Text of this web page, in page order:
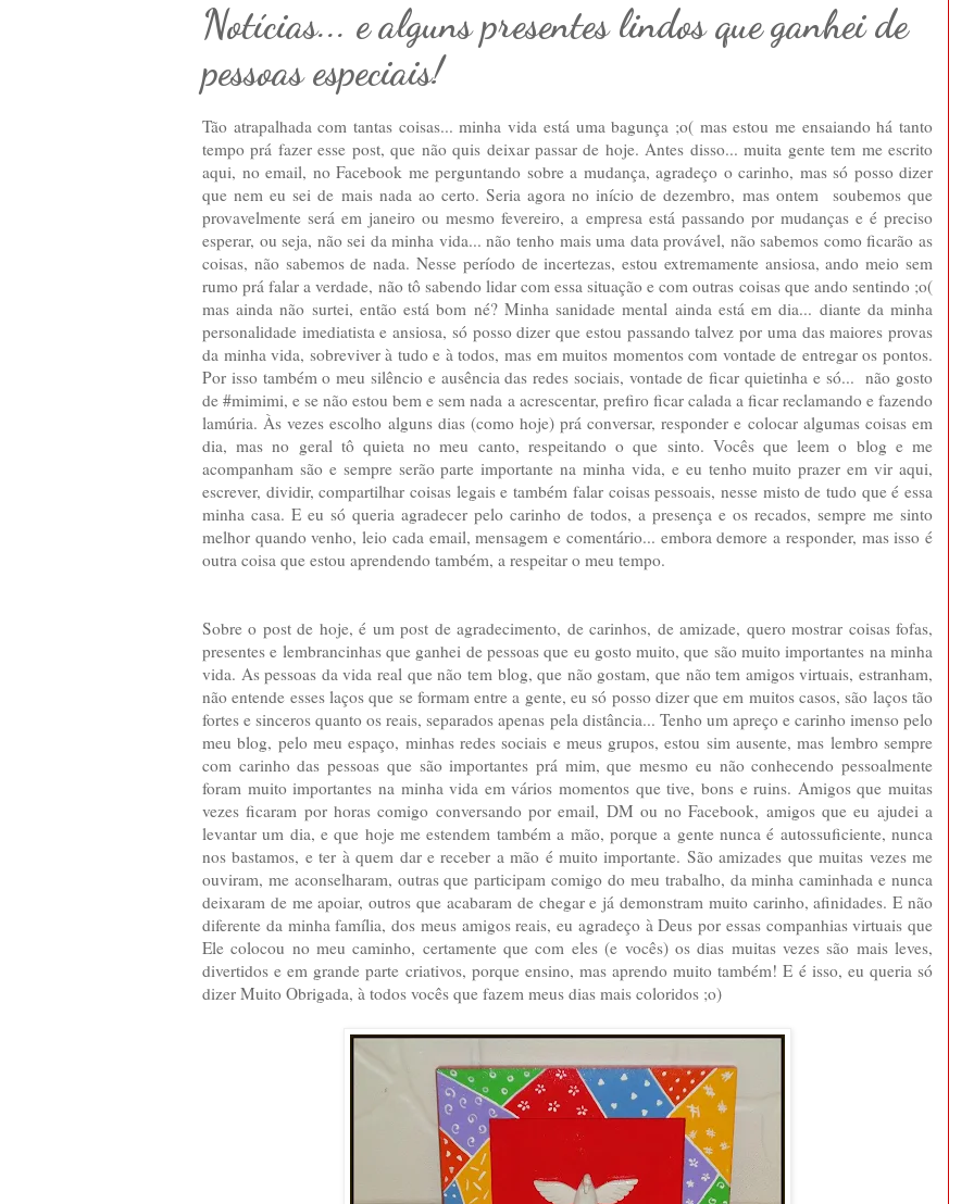
Notícias... e alguns presentes lindos que ganhei de
pessoas especiais!
Tão atrapalhada com tantas coisas... minha vida está uma bagunça ;o( mas estou me ensaiando há tanto
tempo prá fazer esse post, que não quis deixar passar de hoje. Antes disso... muita gente tem me escrito
aqui, no email, no Facebook me perguntando sobre a mudança, agradeço o carinho, mas só posso dizer
que nem eu sei de mais nada ao certo. Seria agora no início de dezembro, mas ontem soubemos que
provavelmente será em janeiro ou mesmo fevereiro, a empresa está passando por mudanças e é preciso
esperar, ou seja, não sei da minha vida... não tenho mais uma data provável, não sabemos como ficarão as
coisas, não sabemos de nada. Nesse período de incertezas, estou extremamente ansiosa, ando meio sem
rumo prá falar a verdade, não tô sabendo lidar com essa situação e com outras coisas que ando sentindo ;o(
mas ainda não surtei, então está bom né? Minha sanidade mental ainda está em dia... diante da minha
personalidade imediatista e ansiosa, só posso dizer que estou passando talvez por uma das maiores provas
da minha vida, sobreviver à tudo e à todos, mas em muitos momentos com vontade de entregar os pontos.
Por isso também o meu silêncio e ausência das redes sociais, vontade de ficar quietinha e só... não gosto
de #mimimi, e se não estou bem e sem nada a acrescentar, prefiro ficar calada a ficar reclamando e fazendo
lamúria. Às vezes escolho alguns dias (como hoje) prá conversar, responder e colocar algumas coisas em
dia, mas no geral tô quieta no meu canto, respeitando o que sinto. Vocês que leem o blog e me
acompanham são e sempre serão parte importante na minha vida, e eu tenho muito prazer em vir aqui,
escrever, dividir, compartilhar coisas legais e também falar coisas pessoais, nesse misto de tudo que é essa
minha casa. E eu só queria agradecer pelo carinho de todos, a presença e os recados, sempre me sinto
melhor quando venho, leio cada email, mensagem e comentário... embora demore a responder, mas isso é
outra coisa que estou aprendendo também, a respeitar o meu tempo.
Sobre o post de hoje, é um post de agradecimento, de carinhos, de amizade, quero mostrar coisas fofas,
presentes e lembrancinhas que ganhei de pessoas que eu gosto muito, que são muito importantes na minha
vida. As pessoas da vida real que não tem blog, que não gostam, que não tem amigos virtuais, estranham,
não entende esses laços que se formam entre a gente, eu só posso dizer que em muitos casos, são laços tão
fortes e sinceros quanto os reais, separados apenas pela distância... Tenho um apreço e carinho imenso pelo
meu blog, pelo meu espaço, minhas redes sociais e meus grupos, estou sim ausente, mas lembro sempre
com carinho das pessoas que são importantes prá mim, que mesmo eu não conhecendo pessoalmente
foram muito importantes na minha vida em vários momentos que tive, bons e ruins. Amigos que muitas
vezes ficaram por horas comigo conversando por email, DM ou no Facebook, amigos que eu ajudei a
levantar um dia, e que hoje me estendem também a mão, porque a gente nunca é autossuficiente, nunca
nos bastamos, e ter à quem dar e receber a mão é muito importante. São amizades que muitas vezes me
ouviram, me aconselharam, outras que participam comigo do meu trabalho, da minha caminhada e nunca
deixaram de me apoiar, outros que acabaram de chegar e já demonstram muito carinho, afinidades. E não
diferente da minha família, dos meus amigos reais, eu agradeço à Deus por essas companhias virtuais que
Ele colocou no meu caminho, certamente que com eles (e vocês) os dias muitas vezes são mais leves,
divertidos e em grande parte criativos, porque ensino, mas aprendo muito também! E é isso, eu queria só
dizer Muito Obrigada, à todos vocês que fazem meus dias mais coloridos ;o)